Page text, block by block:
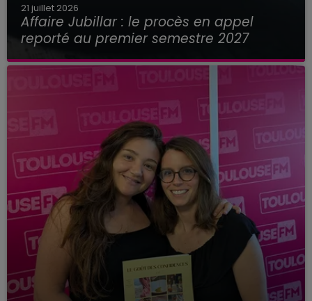
21 juillet 2026
Affaire Jubillar : le procès en appel
reporté au premier semestre 2027